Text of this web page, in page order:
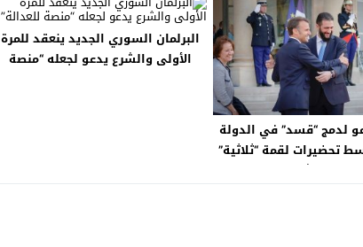
لدمج “قسد” في الدولة
تحضيرات لقمة “ثلاثية”
في دمشق
البرلمان السوري الجديد ينعقد للمرة
الأولى والشرع يدعو لجعله “منصة